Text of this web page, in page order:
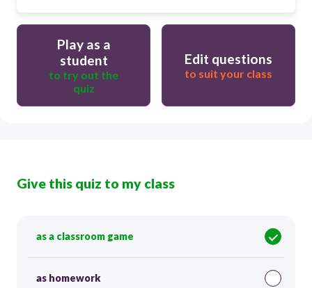
Play as a
student
to try out the
quiz
Edit questions
to suit your class
Give this quiz to my class
as a classroom game
as homework